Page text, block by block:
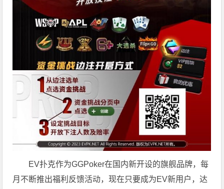
EV扑克作为GGPoker在国内新开设的旗舰品牌，每
月不断推出福利反馈活动，现在只要成为EV新用户，达